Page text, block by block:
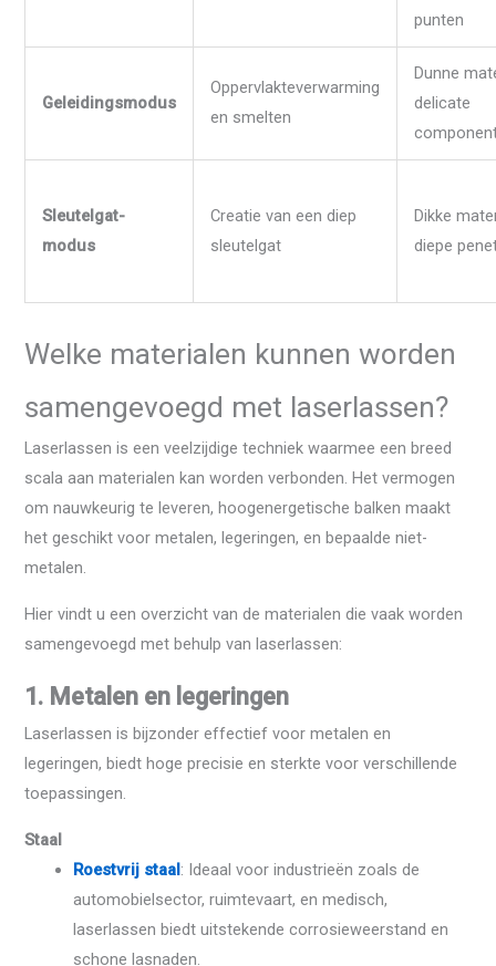
punten
Geleidingsmodus
Oppervlakteverwarming
en smelten
Dunne
delicate
Sleutelgat-
modus
Creatie van een diep
sleutelgat
Dikke
diepe
Welke materialen kunnen worden
samengevoegd met laserlassen?
Laserlassen is een veelzijdige techniek waarmee een breed
scala aan materialen kan worden verbonden. Het vermogen
om nauwkeurig te leveren, hoogenergetische balken maakt
het geschikt voor metalen, legeringen, en bepaalde niet-
metalen.
Hier vindt u een overzicht van de materialen die vaak worden
samengevoegd met behulp van laserlassen:
1. Metalen en legeringen
Laserlassen is bijzonder effectief voor metalen en
legeringen, biedt hoge precisie en sterkte voor verschillende
toepassingen.
Staal
Roestvrij staal: Ideaal voor industrieën zoals de
automobielsector, ruimtevaart, en medisch,
laserlassen biedt uitstekende corrosieweerstand en
schone lasnaden.